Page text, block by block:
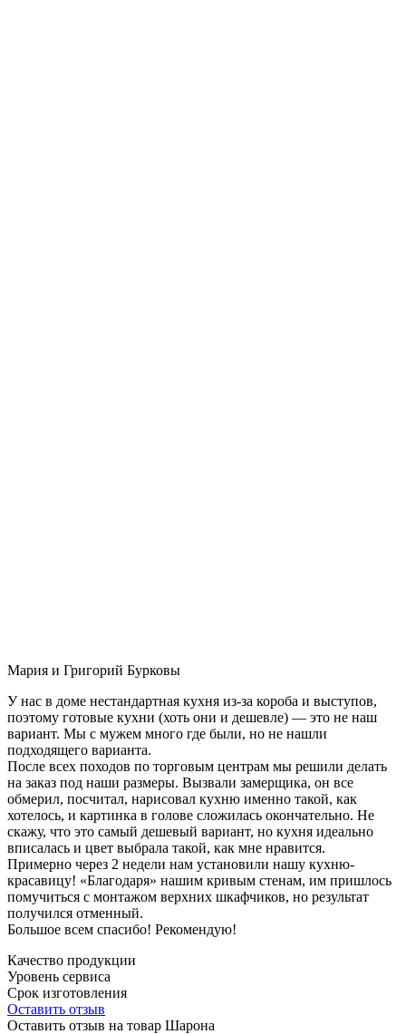
Мария и Григорий Бурковы
У нас в доме нестандартная кухня из-за короба и выступов,
поэтому готовые кухни (хоть они и дешевле) — это не наш
вариант. Мы с мужем много где были, но не нашли
подходящего варианта.
После всех походов по торговым центрам мы решили делать
на заказ под наши размеры. Вызвали замерщика, он все
обмерил, посчитал, нарисовал кухню именно такой, как
хотелось, и картинка в голове сложилась окончательно. Не
скажу, что это самый дешевый вариант, но кухня идеально
вписалась и цвет выбрала такой, как мне нравится.
Примерно через 2 недели нам установили нашу кухню-
красавицу! «Благодаря» нашим кривым стенам, им пришлось
помучиться с монтажом верхних шкафчиков, но результат
получился отменный.
Большое всем спасибо! Рекомендую!
Качество продукции
Уровень сервиса
Срок изготовления
Оставить отзыв
Оставить отзыв на товар Шарона